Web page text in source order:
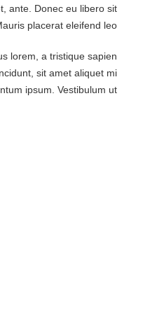
ante. Donec eu libero sit
placerat eleifend leo.
lorem, a tristique sapien
sit amet aliquet mi
ipsum. Vestibulum ut.